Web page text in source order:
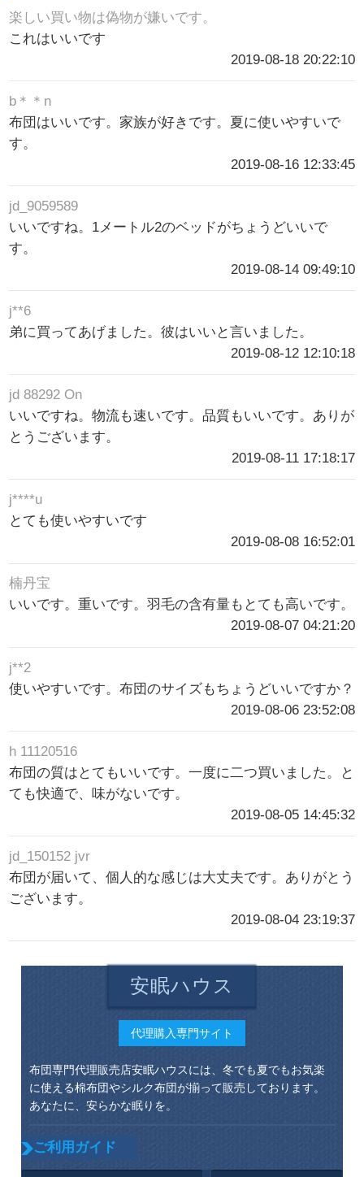
楽しい買い物は偽物が嫌いです。
これはいいです
2019-08-18 20:22:10
b＊＊n
布団はいいです。家族が好きです。夏に使いやすいで
す。
2019-08-16 12:33:45
jd_9059589
いいですね。1メートル2のベッドがちょうどいいで
す。
2019-08-14 09:49:10
j**6
弟に買ってあげました。彼はいいと言いました。
2019-08-12 12:10:18
jd 88292 On
いいですね。物流も速いです。品質もいいです。ありが
とうございます。
2019-08-11 17:18:17
j****u
とても使いやすいです
2019-08-08 16:52:01
楠丹宝
いいです。重いです。羽毛の含有量もとても高いです。
2019-08-07 04:21:20
j**2
使いやすいです。布団のサイズもちょうどいいですか？
2019-08-06 23:52:08
h 11120516
布団の質はとてもいいです。一度に二つ買いました。と
ても快適で、味がないです。
2019-08-05 14:45:32
jd_150152 jvr
布団が届いて、個人的な感じは大丈夫です。ありがとう
ございます。
2019-08-04 23:19:37
安眠ハウス
代理購入専門サイト
布団専門代理販売店安眠ハウスには、冬でも夏でもお気楽
に使える棉布団やシルク布団が揃って販売しております。
あなたに、安らかな眠りを。
ご利用ガイド